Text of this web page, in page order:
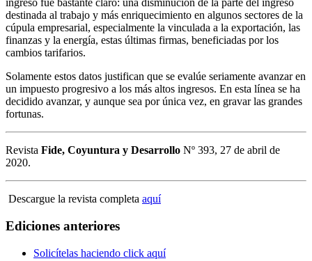
ingreso fue bastante claro: una disminución de la parte del ingreso
destinada al trabajo y más enriquecimiento en algunos sectores de la
cúpula empresarial, especialmente la vinculada a la exportación, las
finanzas y la energía, estas últimas firmas, beneficiadas por los
cambios tarifarios.
Solamente estos datos justifican que se evalúe seriamente avanzar en
un impuesto progresivo a los más altos ingresos. En esta línea se ha
decidido avanzar, y aunque sea por única vez, en gravar las grandes
fortunas.
Revista Fide, Coyuntura y Desarrollo Nº 393, 27 de abril de
2020.
Descargue la revista completa aquí
Ediciones anteriores
Solicítelas haciendo click aquí